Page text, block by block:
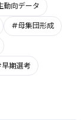
動向データ
#母集団形成
期選考